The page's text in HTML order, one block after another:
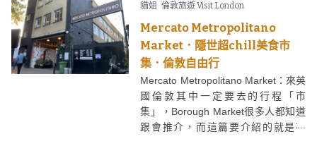
介紹有廚房的「Cromwell Serviced
Apartment」服務式公寓酒店，我蠻
推薦給大家！因為它地理位子不錯，
近地鐵而且附近有大型超市～
貓姐 倫敦旅遊 Visit London
Mercato Metropolitano
Market．隱世超chill美食市
集．倫敦自由行
Mercato Metropolitano Market：來英
國倫敦其中一定要去的行程「市
集」，Borough Market很多人都知道
跟會推介，而這篇要介紹的就是在